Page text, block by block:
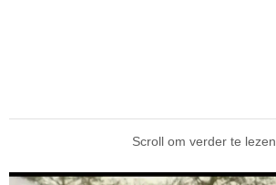
Scroll om verder te lezen